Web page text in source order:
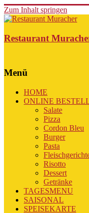
Zum Inhalt springen
Restaurant
Menü
HOME
ONLINE
Salate
Pizza
Cordon Bleu
Burger
Pasta
Risotto
Dessert
Getränke
TAGESMENU
SAISONAL
SPEISEKARTE